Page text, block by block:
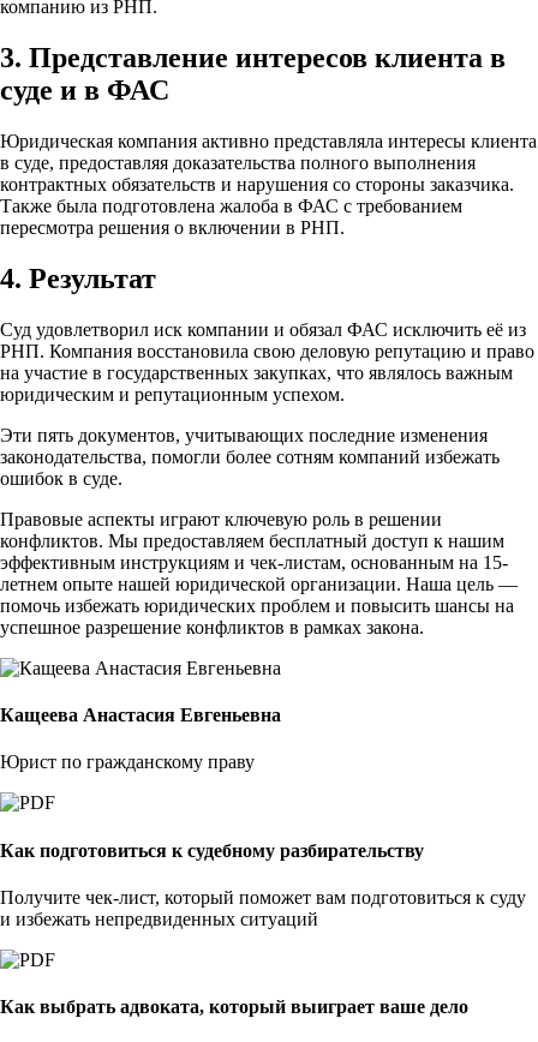
компанию из РНП.
3. Представление интересов клиента в
суде и в ФАС
Юридическая компания активно представляла интересы клиента
в суде, предоставляя доказательства полного выполнения
контрактных обязательств и нарушения со стороны заказчика.
Также была подготовлена жалоба в ФАС с требованием
пересмотра решения о включении в РНП.
4. Результат
Суд удовлетворил иск компании и обязал ФАС исключить её из
РНП. Компания восстановила свою деловую репутацию и право
на участие в государственных закупках, что являлось важным
юридическим и репутационным успехом.
Эти пять документов, учитывающих последние изменения
законодательства, помогли более сотням компаний избежать
ошибок в суде.
Правовые аспекты играют ключевую роль в решении
конфликтов. Мы предоставляем бесплатный доступ к нашим
эффективным инструкциям и чек-листам, основанным на 15-
летнем опыте нашей юридической организации. Наша цель —
помочь избежать юридических проблем и повысить шансы на
успешное разрешение конфликтов в рамках закона.
Кащеева Анастасия Евгеньевна
Юрист по гражданскому праву
Как подготовиться к судебному разбирательству
Получите чек-лист, который поможет вам подготовиться к суду
и избежать непредвиденных ситуаций
Как выбрать адвоката, который выиграет ваше дело